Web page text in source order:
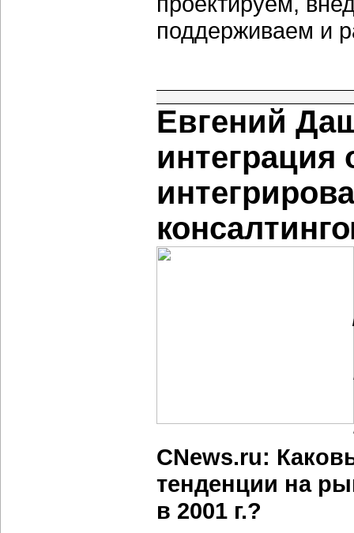
поддерживаем и
Евгений
интеграция
CNews.ru:
тенденции на
в 2001 г.?